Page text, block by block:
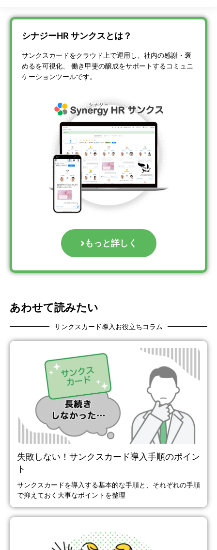
シナジーHR サンクスとは？
サンクスカードをクラウド上で運用し、社内の感謝・褒
めるを可視化、 働き甲斐の醸成をサポートするコミュニ
ケーションツールです。
もっと詳しく
あわせて読みたい
サンクスカード導入お役立ちコラム
失敗しない！サンクスカード導入手順のポイン
ト
サンクスカードを導入する基本的な手順と、それぞれの手順
で抑えておく大事なポイントを整理